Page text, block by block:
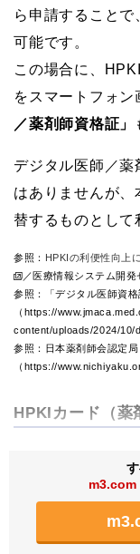
ら申請すること
可能です。
この場合に、
をスマートフォン
／薬剤師資格証」
デジタル医師／
はありませんが
替するものとして
参照：
HPKIの利便性向上
／医療情報システム開発
参照：「デジタル医師資
（https://
content/uploads/2024/10/
参照：日本薬剤師会認定
（https://
HPKIカード（薬
m3.com